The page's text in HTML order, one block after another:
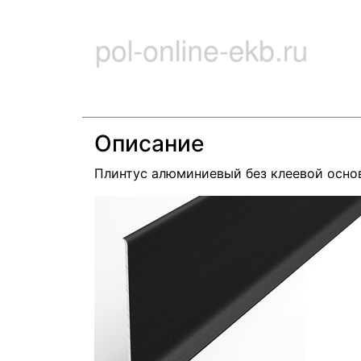
Описание
Плинтус алюминиевый без клеевой